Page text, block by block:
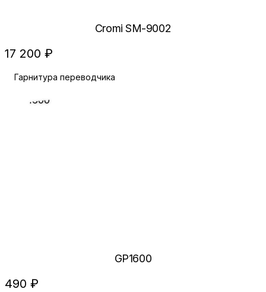
Cromi SM-9002
17 200 ₽
Гарнитура переводчика
GP1600
490 ₽